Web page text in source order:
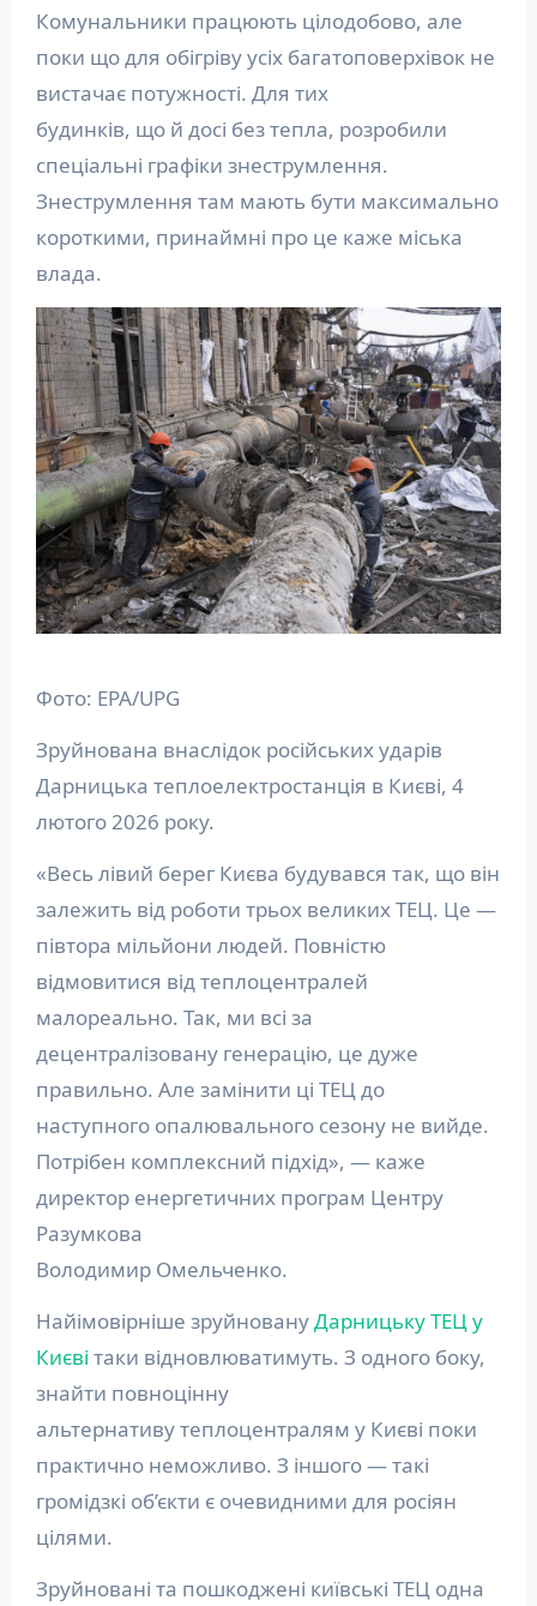
Комунальники працюють цілодобово, але
поки що для обігріву усіх багатоповерхівок не
вистачає потужності. Для тих
будинків, що й досі без тепла, розробили
спеціальні графіки знеструмлення.
Знеструмлення там мають бути максимально
короткими, принаймні про це каже міська
влада.
Фото: EPA/UPG
Зруйнована внаслідок російських ударів
Дарницька теплоелектростанція в Києві, 4
лютого 2026 року.
«Весь лівий берег Києва будувався так, що він
залежить від роботи трьох великих ТЕЦ. Це —
півтора мільйони людей. Повністю
відмовитися від теплоцентралей
малореально. Так, ми всі за
децентралізовану генерацію, це дуже
правильно. Але замінити ці ТЕЦ до
наступного опалювального сезону не вийде.
Потрібен комплексний підхід», — каже
директор енергетичних програм Центру
Разумкова
Володимир Омельченко.
Найімовірніше зруйновануДарницьку ТЕЦ у
Києві таки відновлюватимуть. З одного боку,
знайти повноцінну
альтернативу теплоцентралям у Києві поки
практично неможливо. З іншого — такі
громідзкі об’єкти є очевидними для росіян
цілями.
Зруйновані та пошкоджені київські ТЕЦ одна